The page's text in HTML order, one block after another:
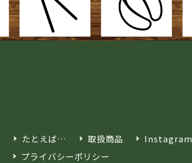
たとえば… 取扱商品
Instagram
プライバシーポリシー